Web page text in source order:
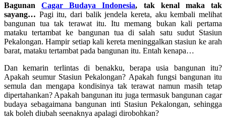
BagunanCagar Budaya Indonesia, tak kenal maka tak
sayang… Pagi itu, dari balik jendela kereta, aku kembali melihat
bangunan tua tak terawat itu. Itu memang bukan kali pertama
mataku tertambat ke bangunan tua di salah satu sudut Stasiun
Pekalongan. Hampir setiap kali kereta meninggalkan stasiun ke arah
barat, mataku tertambat pada bangunan itu. Entah kenapa…
Dan kemarin terlintas di benakku, berapa usia bangunan itu?
Apakah seumur Stasiun Pekalongan? Apakah fungsi bangunan itu
semula dan mengapa kondisinya tak terawat namun masih tetap
dipertahankan? Apakah bangunan itu juga termasuk bangunan cagar
budaya sebagaimana bangunan inti Stasiun Pekalongan, sehingga
tak boleh diubah seenaknya apalagi dirobohkan?